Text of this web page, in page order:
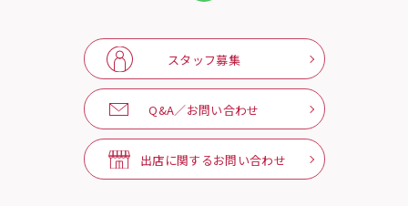
スタッフ募集
Q&A／お問い合わせ
出店に関するお問い合わせ